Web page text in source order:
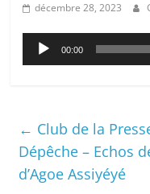
décembre 28, 2023
Lecteur
audio
00:00
← Club de la
Dépêche – Echos
d’Agoe Assiyéyé